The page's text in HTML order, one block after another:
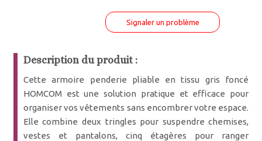
Signaler un problème
Description du produit :
Cette armoire penderie pliable en tissu gris foncé
HOMCOM est une solution pratique et efficace pour
organiser vos vêtements sans encombrer votre espace.
Elle combine deux tringles pour suspendre chemises,
vestes et pantalons, cinq étagères pour ranger